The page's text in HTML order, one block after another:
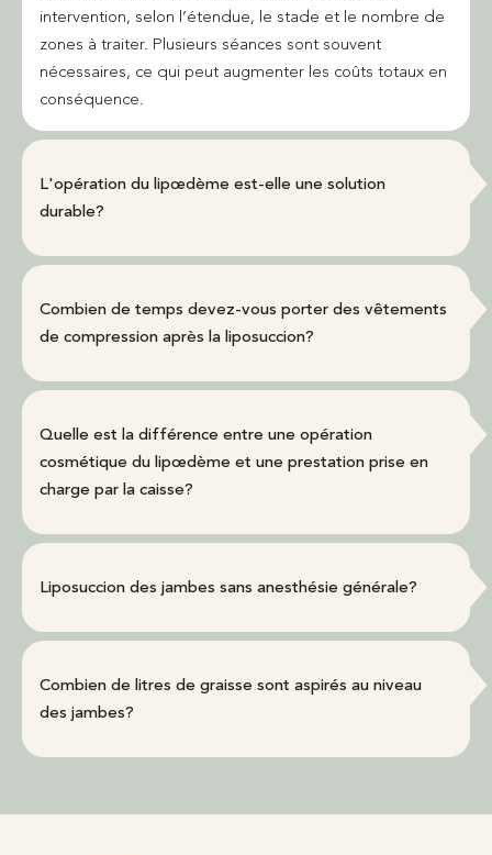
intervention, selon l’étendue, le stade et le nombre de
zones à traiter. Plusieurs séances sont souvent
nécessaires, ce qui peut augmenter les coûts totaux en
conséquence.
L'opération du lipœdème est-elle une solution
durable?
Combien de temps devez-vous porter des vêtements
de compression après la liposuccion?
Quelle est la différence entre une opération
cosmétique du lipœdème et une prestation prise en
charge par la caisse?
Liposuccion des jambes sans anesthésie générale?
Combien de litres de graisse sont aspirés au niveau
des jambes?